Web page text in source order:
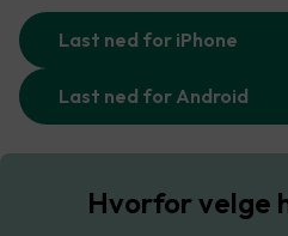
Last ned for iPhone
Last ned for Android
Hvorfor velge